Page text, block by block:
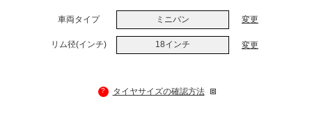
車両タイプ ミニバン 変更
リム径(インチ) 18インチ 変更
? タイヤサイズの確認方法